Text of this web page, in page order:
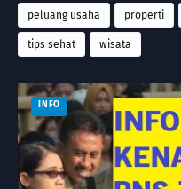
peluang usaha properti
tips sehat wisata
INFO